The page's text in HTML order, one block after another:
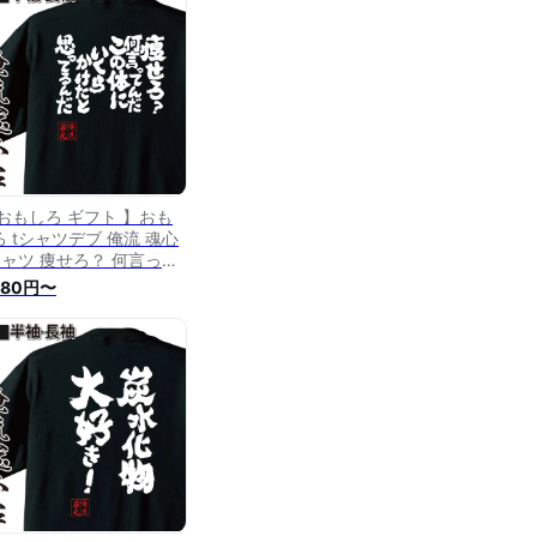
シャツ おもしろ雑貨 オ
ナルtシャツ ネタtシャ
本 デブ系】
おもしろ ギフト 】おも
tシャツデブ 俺流 魂心
ツ 痩せろ？ 何言って
この体にいくらかけた
ってるんだ【 ダイエッ
もしろtシャツ 半袖 文
ャツ 面白いtシャツ ド
ロンT デブネタ パロデ
み会 速乾t おもしろtシ
デブ 】
円〜